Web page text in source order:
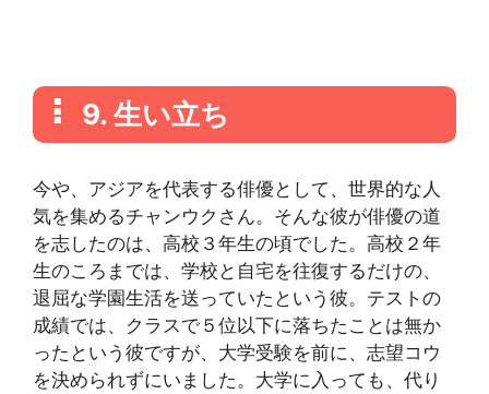
9. 生い立ち
今や、アジアを代表する俳優として、世界的な人
気を集めるチャンウクさん。そんな彼が俳優の道
を志したのは、高校３年生の頃でした。高校２年
生のころまでは、学校と自宅を往復するだけの、
退屈な学園生活を送っていたという彼。テストの
成績では、クラスで５位以下に落ちたことは無か
ったという彼ですが、大学受験を前に、志望コウ
を決められずにいました。大学に入っても、代り